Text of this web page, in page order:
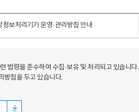
정보처리기기 운영·관리방침 안내
법령을 준수하여 수집·보유 및 처리되고 있습니다.
방침을 두고 있습니다.